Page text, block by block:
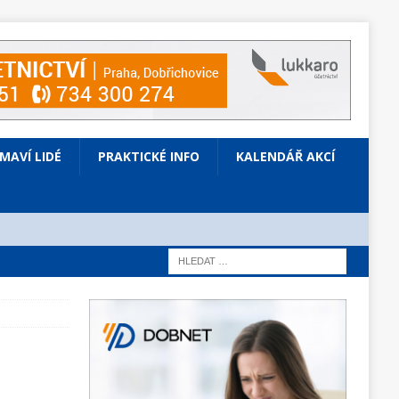
LIDÉ PRAKTICKÉ INFO KALENDÁŘ AKCÍ